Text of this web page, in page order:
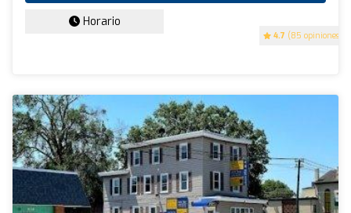
4.7 (85 opiniones)
Horario